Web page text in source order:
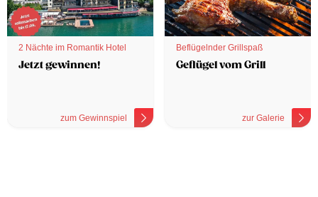
2 Nächte im Romantik Hotel
Jetzt gewinnen!
zum Gewinnspiel
Beflügelnder Grillspaß
Geflügel vom Grill
zur Galerie